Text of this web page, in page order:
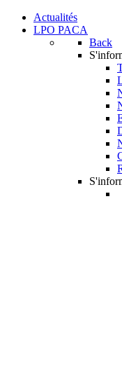
Actualités
LPO PACA
Back